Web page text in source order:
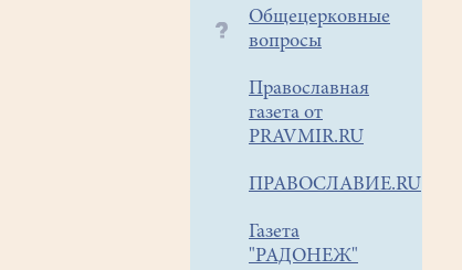
Общецерковные
вопросы
Православная
газета от
PRAVMIR.RU
ПРАВОСЛАВИЕ.RU
Газета
"РАДОНЕЖ"